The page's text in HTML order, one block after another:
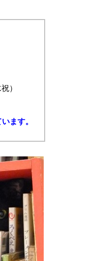
）
ます。